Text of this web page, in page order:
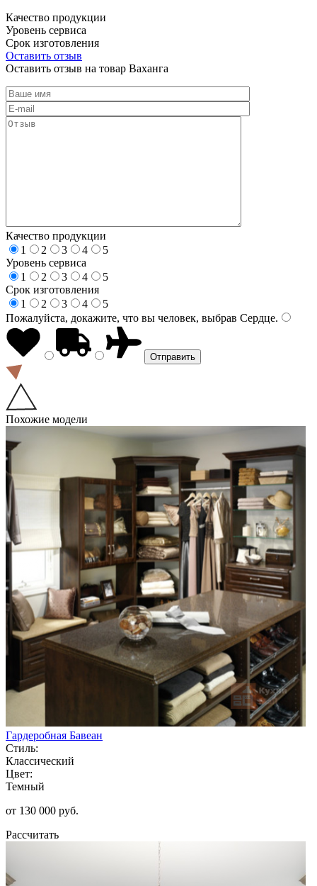
Качество продукции
Уровень сервиса
Срок изготовления
Оставить отзыв
Оставить отзыв на товар Ваханга
Качество продукции
1
2 3 4
5
Уровень сервиса
1
2 3 4
5
Срок изготовления
1
2 3 4
5
Пожалуйста, докажите, что вы человек, выбрав Сердце.
Похожие модели
Гардеробная Бавеан
Стиль:
Классический
Цвет:
Темный
от 130 000 руб.
Рассчитать